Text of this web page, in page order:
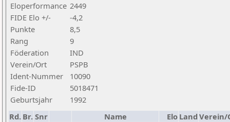
Eloperformance 2449
FIDE Elo +/-
-4,2
Punkte
8,5
Rang
9
Föderation
IND
Verein/Ort
PSPB
Ident-Nummer
10090
Fide-ID
5018471
Geburtsjahr
1992
Rd. Br. Snr Name Elo Land Verein/